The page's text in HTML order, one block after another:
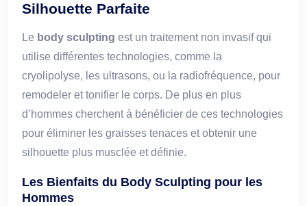
Silhouette Parfaite
Le body sculpting est un traitement non invasif qui
utilise différentes technologies, comme la
cryolipolyse, les ultrasons, ou la radiofréquence, pour
remodeler et tonifier le corps. De plus en plus
d’hommes cherchent à bénéficier de ces technologies
pour éliminer les graisses tenaces et obtenir une
silhouette plus musclée et définie.
Les Bienfaits du Body Sculpting pour les
Hommes